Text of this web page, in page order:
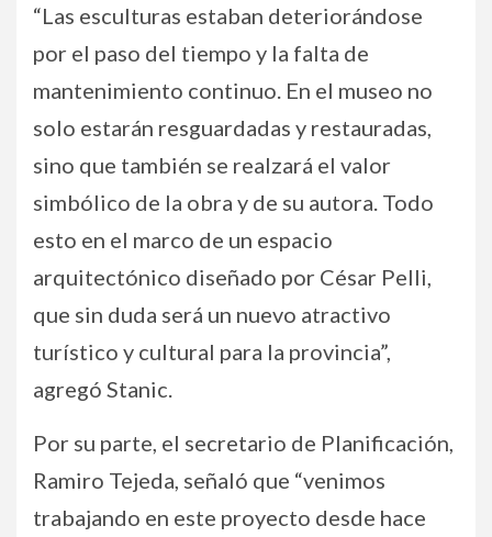
“Las esculturas estaban deteriorándose
por el paso del tiempo y la falta de
mantenimiento continuo. En el museo no
solo estarán resguardadas y restauradas,
sino que también se realzará el valor
simbólico de la obra y de su autora. Todo
esto en el marco de un espacio
arquitectónico diseñado por César Pelli,
que sin duda será un nuevo atractivo
turístico y cultural para la provincia”,
agregó Stanic.
Por su parte, el secretario de Planificación,
Ramiro Tejeda, señaló que “venimos
trabajando en este proyecto desde hace